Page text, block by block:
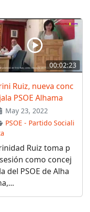
00:02:23
Ruiz, nueva conc
PSOE Alhama
May 23, 2022
PSOE - Partido Sociali
Ruiz toma p
como concej
del PSOE de Alha